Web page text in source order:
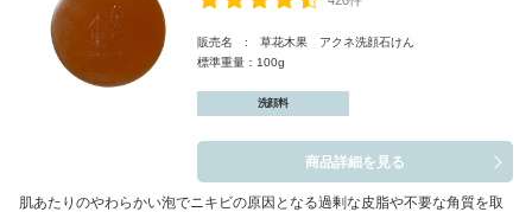
販売名 : 草花木果 アクネ洗顔石けん
標準重量：100g
洗顔料
商品詳細を見る
肌あたりのやわらかい泡でニキビの原因となる過剰な皮脂や不要な角質を取